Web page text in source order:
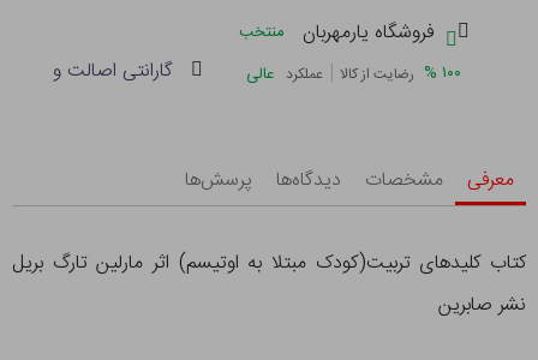
فروشگاه یارمهربان
منتخب
۱۰۰ % رضایت از کالا | عملکرد عالی گارانتی اصالت و
معرفی مشخصات دیدگاه‌ها پرسش‌ها
کتاب کلیدهای تربیت(کودک مبتلا به اوتیسم) اثر مارلین تارگ بریل
نشر صابرین